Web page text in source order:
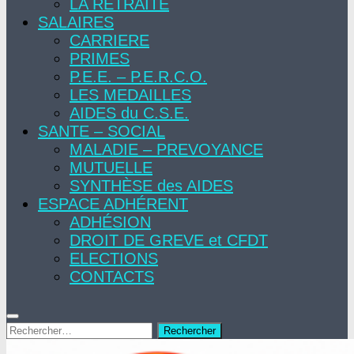
LA RETRAITE
SALAIRES
CARRIERE
PRIMES
P.E.E. – P.E.R.C.O.
LES MEDAILLES
AIDES du C.S.E.
SANTE – SOCIAL
MALADIE – PREVOYANCE
MUTUELLE
SYNTHÈSE des AIDES
ESPACE ADHÉRENT
ADHÉSION
DROIT DE GREVE et CFDT
ELECTIONS
CONTACTS
Rechercher :